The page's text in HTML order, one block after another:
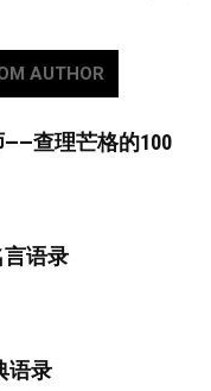
AUTHOR
查理芒格的100
语录
语录